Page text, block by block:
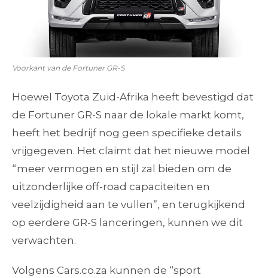
Voorkant van de Fortuner GR-S
Hoewel Toyota Zuid-Afrika heeft bevestigd dat
de Fortuner GR-S naar de lokale markt komt,
heeft het bedrijf nog geen specifieke details
vrijgegeven. Het claimt dat het nieuwe model
“meer vermogen en stijl zal bieden om de
uitzonderlijke off-road capaciteiten en
veelzijdigheid aan te vullen”, en terugkijkend
op eerdere GR-S lanceringen, kunnen we dit
verwachten.
Volgens Cars.co.za kunnen de “sport